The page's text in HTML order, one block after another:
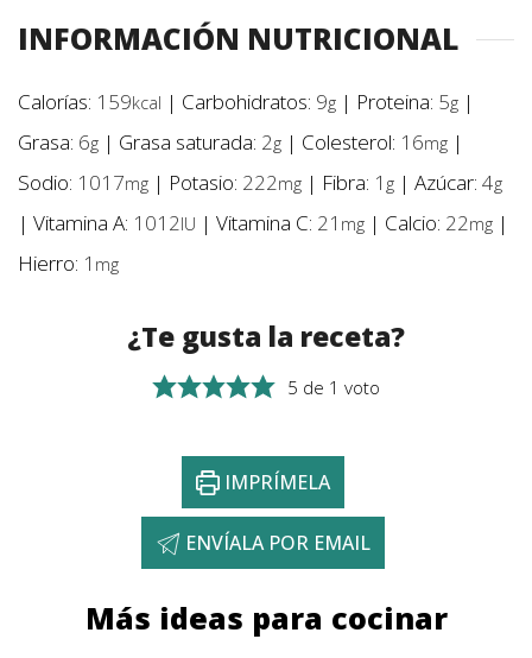
INFORMACIÓN NUTRICIONAL
Calorías: 159kcal | Carbohidratos: 9g | Proteina: 5g |
Grasa: 6g | Grasa saturada: 2g | Colesterol: 16mg |
Sodio: 1017mg | Potasio: 222mg | Fibra: 1 g | Azúcar: 4g
| Vitamina A: 1012IU | Vitamina C: 21 mg | Calcio: 22mg |
Hierro: 1 mg
¿Te gusta la receta?
5 de 1 voto
IMPRÍMELA
ENVÍALA POR EMAIL
Más ideas para cocinar